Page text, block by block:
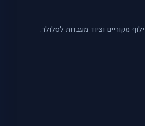
מקוריים וציוד מעבדות לסלולר.